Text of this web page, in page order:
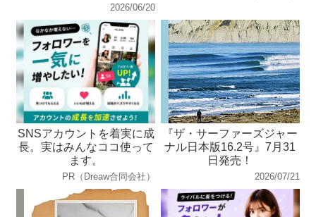
2026/06/20
SNSアカウントを着実に成
長。実はみんなココ使って
ます。
PR（Dreaw合同会社）
『ザ・サーファーズジャー
ナル日本版16.2号』7月31
日発売！
2026/07/21